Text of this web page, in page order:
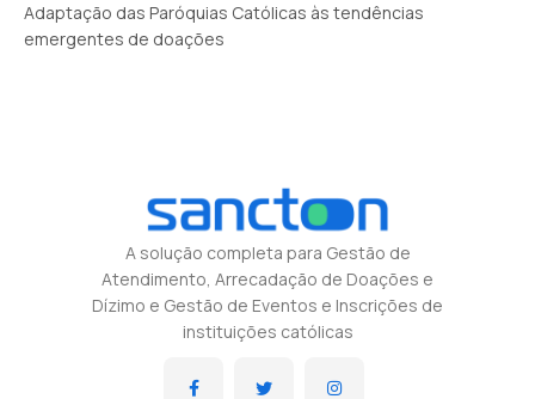
Adaptação das Paróquias Católicas às tendências
emergentes de doações
A solução completa para Gestão de
Atendimento, Arrecadação de Doações e
Dízimo e Gestão de Eventos e Inscrições de
instituições católicas